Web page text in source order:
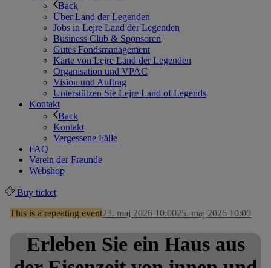
Back
Über Land der Legenden
Jobs in Lejre Land der Legenden
Business Club & Sponsoren
Gutes Fondsmanagement
Karte von Lejre Land der Legenden
Organisation und VPAC
Vision und Auftrag
Unterstützen Sie Lejre Land of Legends
Kontakt
Back
Kontakt
Vergessene Fälle
FAQ
Verein der Freunde
Webshop
Buy ticket
This is a repeating event23. maj 2026 10:0025. maj 2026 10:00
Erleben Sie ein Haus aus